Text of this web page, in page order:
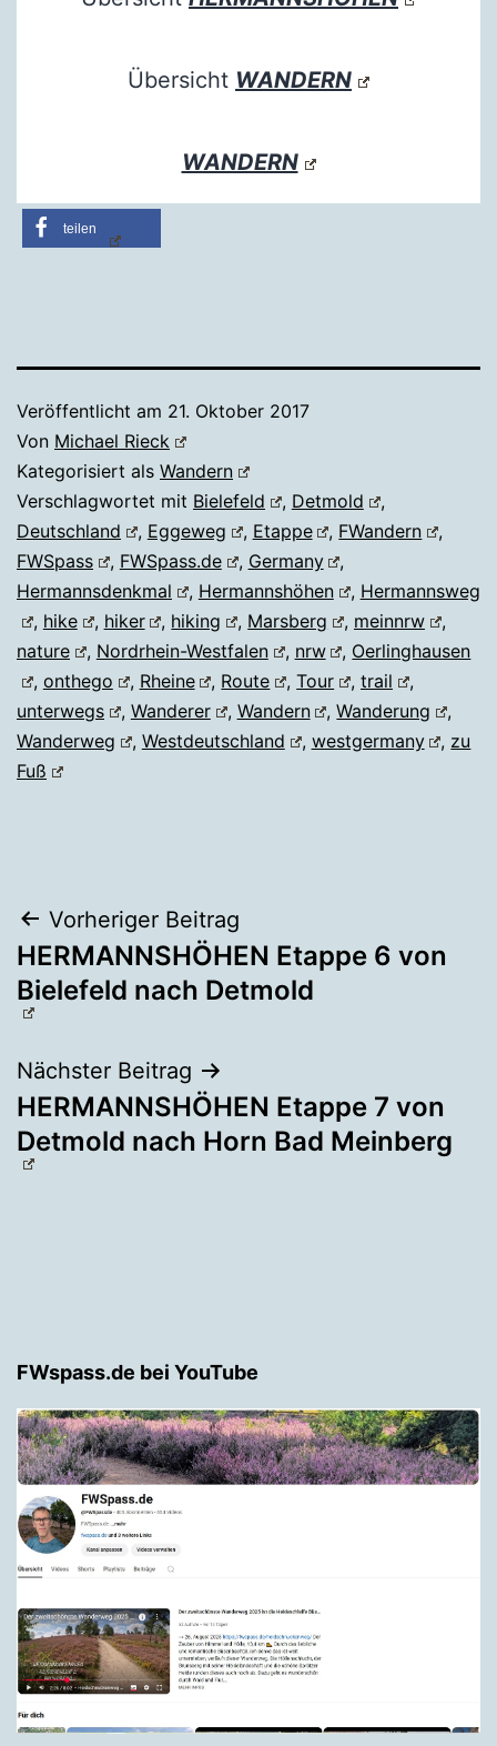
Übersicht WANDERN
WANDERN
teilen
Veröffentlicht am 21. Oktober 2017
Von Michael Rieck
Kategorisiert als Wandern
Verschlagwortet mit Bielefeld , Detmold
,
Deutschland
, Eggeweg , Etappe , FWandern
,
FWSpass
, FWSpass.de , Germany
,
Hermannsdenkmal
, Hermannshöhen , Hermannsweg
, hike , hiker , hiking , Marsberg , meinnrw
,
nature
, Nordrhein-Westfalen , nrw , Oerlinghausen
, onthego , Rheine , Route ,Tour , trail
,
unterwegs
, Wanderer , Wandern ,Wanderung
,
Wanderweg
, Westdeutschland , westgermany , zu
Fuß
Beitragsnavigation
Vorheriger Beitrag
HERMANNSHÖHEN Etappe 6 von
Bielefeld nach Detmold
Nächster Beitrag
HERMANNSHÖHEN Etappe 7 von
Detmold nach Horn Bad Meinberg
FWspass.de bei YouTube